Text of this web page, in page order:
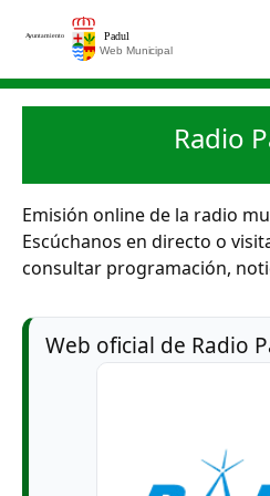
Saltar al contenido principal
Radio
Emisión online de la radio
Escúchanos en directo o
consultar programación,
Web oficial de Radio